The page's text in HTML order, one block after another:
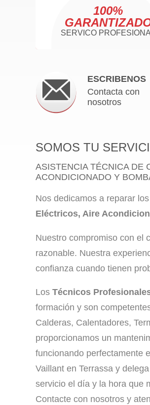
100%
SERVICO
ESCRIBENOS
Contacta con
nosotros
SOMOS TU
ASISTENCIA TÉCNICA DE
ACONDICIONADO Y
Nos dedicamos a reparar
Eléctricos, Aire
Nuestro compromiso con el
razonable. Nuestra
confianza cuando tienen
Los Técnicos
formación y son
Calderas, Calentadores,
proporcionamos un
funcionando perfectamente
Vaillant en Terrassa y
servicio el día y la hora que
Contacte con nosotros y